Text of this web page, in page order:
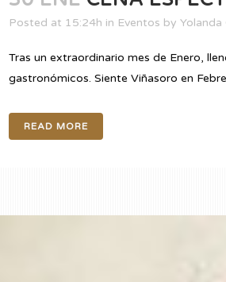
Posted at 15:24h in Eventos by Yolanda
Tras un extraordinario mes de Enero,
gastronómicos. Siente Viñasoro en
READ MORE